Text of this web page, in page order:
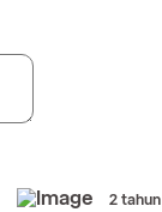
2 tahun